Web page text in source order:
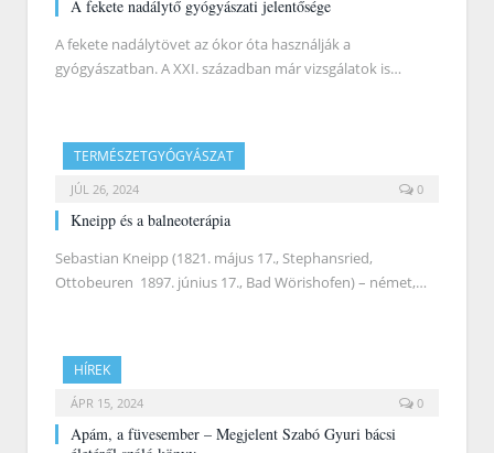
A fekete nadálytő gyógyászati jelentősége
A fekete nadálytövet az ókor óta használják a
gyógyászatban. A XXI. században már vizsgálatok is…
TERMÉSZETGYÓGYÁSZAT
JÚL 26, 2024 0
Kneipp és a balneoterápia
Sebastian Kneipp (1821. május 17., Stephansried,
Ottobeuren ­ 1897. június 17., Bad Wörishofen) – német,…
HÍREK
ÁPR 15, 2024 0
Apám, a füvesember – Megjelent Szabó Gyuri bácsi